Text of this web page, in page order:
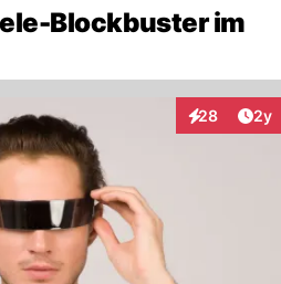
Blockbuster im
28
Interaktionen
2y